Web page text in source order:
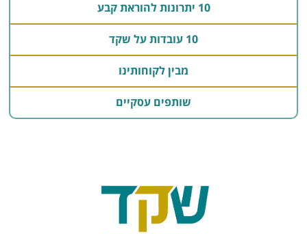
10 יתרונות להוראת קבע
10 עובדות על שקד
מבין לקוחותינו
שותפים עסקיים